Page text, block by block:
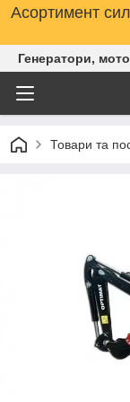
Асортимент
Генератори,
Товари та